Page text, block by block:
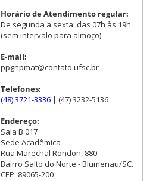
Horário de Atendimento regular:
De segunda a sexta: das 07h às 19h
(sem intervalo para almoço)
E-mail:
ppgnpmat@contato.ufsc.br
Telefones:
(48) 3721-3336| (47) 3232-5136
Endereço:
Sala B.017
Sede Acadêmica
Rua Marechal Rondon, 880.
Bairro Salto do Norte - Blumenau/SC.
CEP: 89065-200